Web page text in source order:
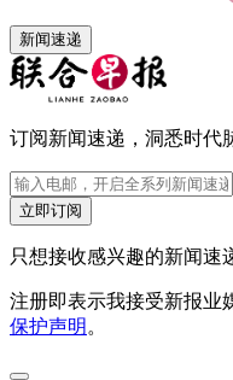
新闻速递
订阅新闻速递，洞悉时代
立即订阅
只想接收感兴趣的新闻速
注册即表示我接受新报业
保护声明 。